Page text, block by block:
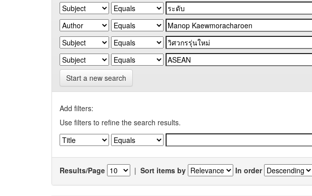
Start a new search
Add filters:
Use filters to refine the search results.
Results/Page | Sort items by In order